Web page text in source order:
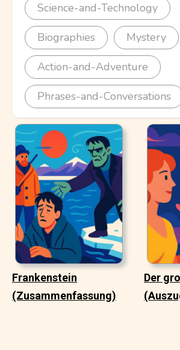
Science-and-Technology
Biographies Mystery
Action-and-Adventure
Phrases-and-Conversations
Frankenstein
(Zusammenfassung)
Der